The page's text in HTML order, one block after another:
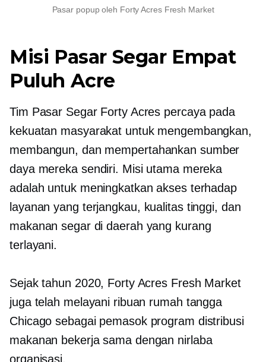
Pasar popup oleh Forty Acres Fresh Market
Misi Pasar Segar Empat
Puluh Acre
Tim Pasar Segar Forty Acres percaya pada
kekuatan masyarakat untuk mengembangkan,
membangun, dan mempertahankan sumber
daya mereka sendiri. Misi utama mereka
adalah untuk meningkatkan akses terhadap
layanan yang terjangkau, kualitas tinggi, dan
makanan segar di daerah yang kurang
terlayani.
Sejak tahun 2020, Forty Acres Fresh Market
juga telah melayani ribuan rumah tangga
Chicago sebagai pemasok program distribusi
makanan bekerja sama dengan nirlaba
organisasi.